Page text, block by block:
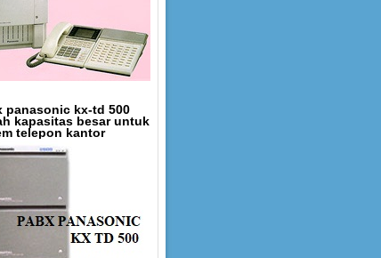
panasonic kx-td 500
kapasitas besar untuk
telepon kantor